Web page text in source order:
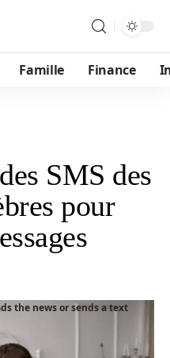
Famille Finance
SMS des
pour
the news or sends a text